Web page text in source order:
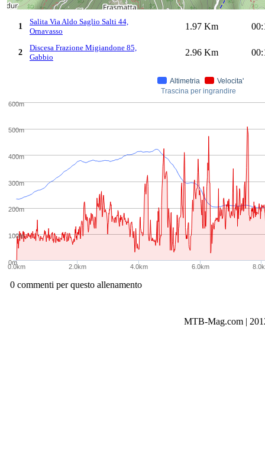
1
Salita Via Aldo Saglio Salti 44,
Ornavasso
1.97 Km
2
Discesa Frazione Migiandone 85,
Gabbio
2.96 Km
Trascina per ingrandire
Altimetria Velocita'
0.0km 2.0km 4.0km 6.0km
0m
100m
200m
300m
400m
500m
600m
0 commenti per questo allenamento
MTB-Mag.com |